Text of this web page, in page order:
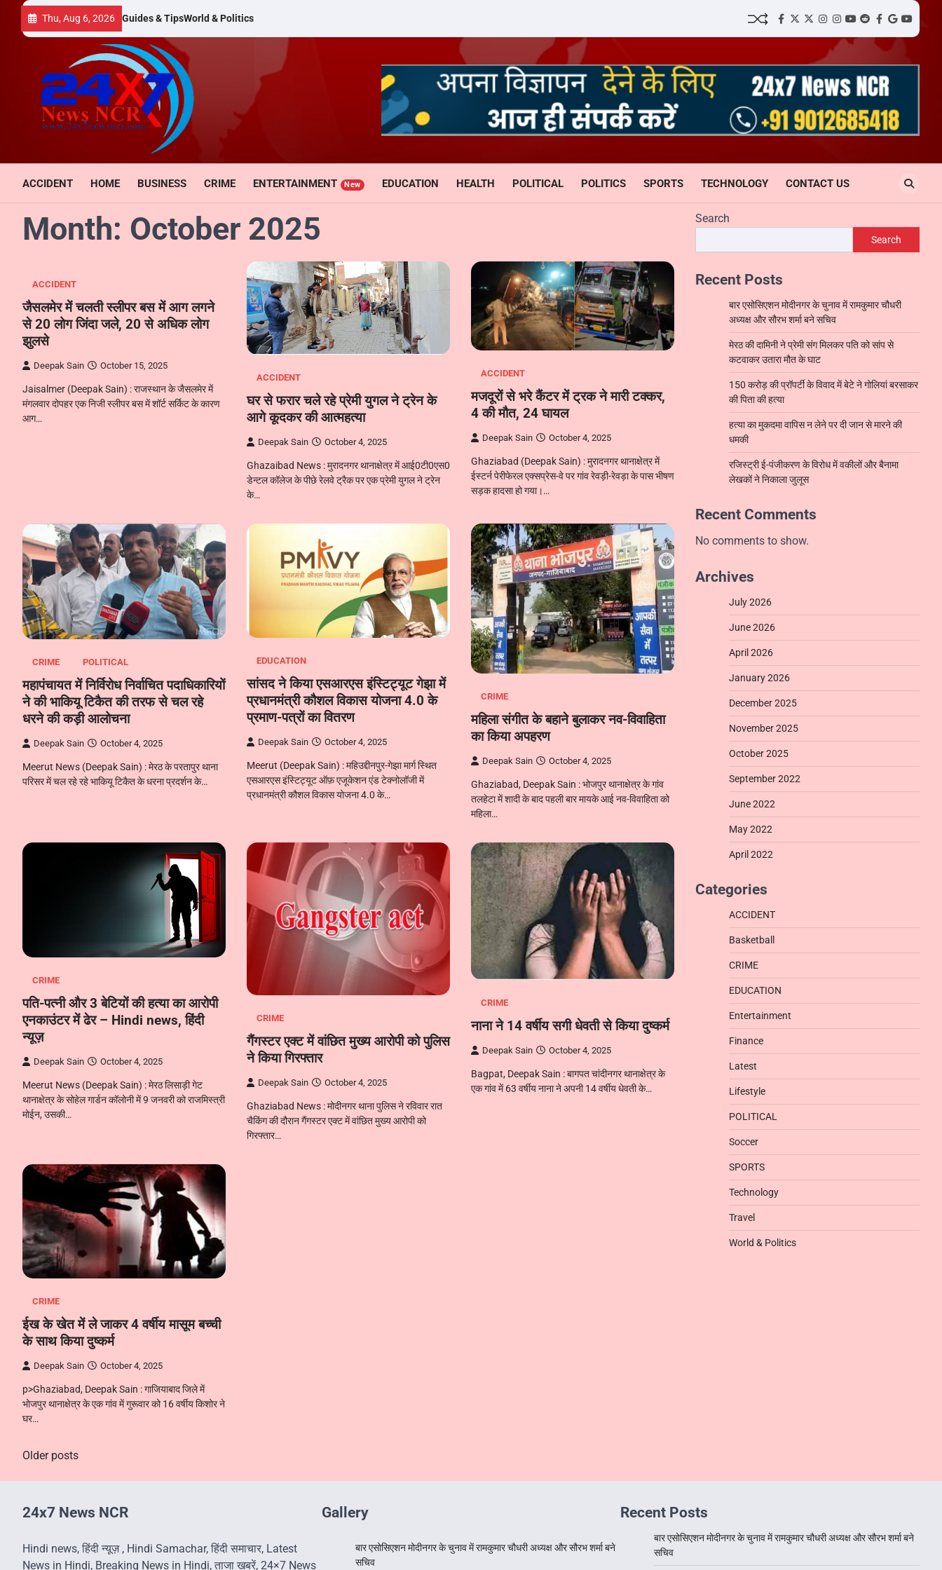
content
Thu, Aug 6, 2026 Guides & TipsWorld & Politics
facebook
Twitter
twitterInstagram
instagram
YouTube
redditFacebook
googleyoutube
ACCIDENT HOME BUSINESS CRIME ENTERTAINMENT New EDUCATION HEALTH POLITICAL POLITICS SPORTS TECHNOLOGY CONTACT US
Month: October 2025
ACCIDENT
जैसलमेर में चलती स्लीपर बस में आग लगने
से 20 लोग जिंदा जले, 20 से अधिक लोग
झुलसे
Deepak Sain October 15, 2025
Jaisalmer (Deepak Sain) : राजस्थान के जैसलमेर में
मंगलवार दोपहर एक निजी स्लीपर बस में शॉर्ट सर्किट के कारण
आग…
ACCIDENT
घर से फरार चले रहे प्रेमी युगल ने ट्रेन के
आगे कूदकर की आत्महत्या
Deepak Sain October 4, 2025
Ghazaibad News : मुरादनगर थानाक्षेत्र में आई0टी0एस0
डेन्टल कॉलेज के पीछे रेलवे ट्रैक पर एक प्रेमी युगल ने ट्रेन
के…
ACCIDENT
मजदूरों से भरे कैंटर में ट्रक ने मारी टक्कर,
4 की मौत, 24 घायल
Deepak Sain October 4, 2025
Ghaziabad (Deepak Sain) : मुरादनगर थानाक्षेत्र में
ईस्टर्न पेरीफेरल एक्सप्रेस-वे पर गांव रेवड़ी-रेवड़ा के पास भीषण
सड़क हादसा हो गया।…
CRIME POLITICAL
महापंचायत में निर्विरोध निर्वाचित पदाधिकारियों
ने की भाकियू टिकैत की तरफ से चल रहे
धरने की कड़ी आलोचना
Deepak Sain October 4, 2025
Meerut News (Deepak Sain) : मेरठ के परतापुर थाना
परिसर में चल रहे रहे भाकियू टिकैत के धरना प्रदर्शन के…
EDUCATION
सांसद ने किया एसआरएस इंस्टिट्यूट गेझा में
प्रधानमंत्री कौशल विकास योजना 4.0 के
प्रमाण-पत्रों का वितरण
Deepak Sain October 4, 2025
Meerut (Deepak Sain) : महिउद्दीनपुर-गेझा मार्ग स्थित
एसआरएस इंस्टिट्यूट ऑफ़ एजूकेशन एंड टेक्नोलॉजी में
प्रधानमंत्री कौशल विकास योजना 4.0 के…
CRIME
महिला संगीत के बहाने बुलाकर नव-विवाहिता
का किया अपहरण
Deepak Sain October 4, 2025
Ghaziabad, Deepak Sain : भोजपुर थानाक्षेत्र के गांव
तलहेटा में शादी के बाद पहली बार मायके आई नव-विवाहिता को
महिला…
CRIME
पति-पत्नी और 3 बेटियों की हत्या का आरोपी
एनकाउंटर में ढेर – Hindi news, हिंदी
न्यूज़
Deepak Sain October 4, 2025
Meerut News (Deepak Sain) : मेरठ लिसाड़ी गेट
थानाक्षेत्र के सोहेल गार्डन कॉलोनी में 9 जनवरी को राजमिस्त्री
मोईन, उसकी…
CRIME
गैंगस्टर एक्ट में वांछित मुख्य आरोपी को पुलिस
ने किया गिरफ्तार
Deepak Sain October 4, 2025
Ghaziabad News : मोदीनगर थाना पुलिस ने रविवार रात
चैकिंग की दौरान गैंगस्टर एक्ट में वांछित मुख्य आरोपी को
गिरफ्तार…
CRIME
नाना ने 14 वर्षीय सगी धेवती से किया दुष्कर्म
Deepak Sain October 4, 2025
Bagpat, Deepak Sain : बागपत चांदीनगर थानाक्षेत्र के
एक गांव में 63 वर्षीय नाना ने अपनी 14 वर्षीय धेवती के…
CRIME
ईख के खेत में ले जाकर 4 वर्षीय मासूम बच्ची
के साथ किया दुष्कर्म
Deepak Sain October 4, 2025
p>Ghaziabad, Deepak Sain : गाजियाबाद जिले में
भोजपुर थानाक्षेत्र के एक गांव में गुरूवार को 16 वर्षीय किशोर ने
घर…
Posts
navigation
Older posts
Search
Search
Recent Posts
बार एसोसिएशन मोदीनगर के चुनाव में रामकुमार चौधरी
अध्यक्ष और सौरभ शर्मा बने सचिव
मेरठ की दामिनी ने प्रेमी संग मिलकर पति को सांप से
कटवाकर उतारा मौत के घाट
150 करोड़ की प्रॉपर्टी के विवाद में बेटे ने गोलियां बरसाकर
की पिता की हत्या
हत्या का मुकदमा वापिस न लेने पर दी जान से मारने की
धमकी
रजिस्ट्री ई-पंजीकरण के विरोध में वकीलों और बैनामा
लेखकों ने निकाला जुलूस
Recent Comments
No comments to show.
Archives
July 2026
June 2026
April 2026
January 2026
December 2025
November 2025
October 2025
September 2022
June 2022
May 2022
April 2022
Categories
ACCIDENT
Basketball
CRIME
EDUCATION
Entertainment
Finance
Latest
Lifestyle
POLITICAL
Soccer
SPORTS
Technology
Travel
World & Politics
24x7 News NCR
Hindi news, हिंदी न्यूज़ , Hindi Samachar, हिंदी समाचार, Latest
News in Hindi, Breaking News in Hindi, ताजा ख़बरें, 24×7 News
Gallery
बार एसोसिएशन मोदीनगर के चुनाव में रामकुमार चौधरी अध्यक्ष और सौरभ शर्मा बने
सचिव
Recent Posts
बार एसोसिएशन मोदीनगर के चुनाव में रामकुमार चौधरी अध्यक्ष और सौरभ शर्मा बने
सचिव